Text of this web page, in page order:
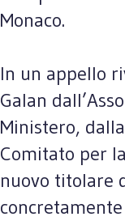
Monaco.
In un appello
Galan
Ministero,
Comitato per
nuovo titolare